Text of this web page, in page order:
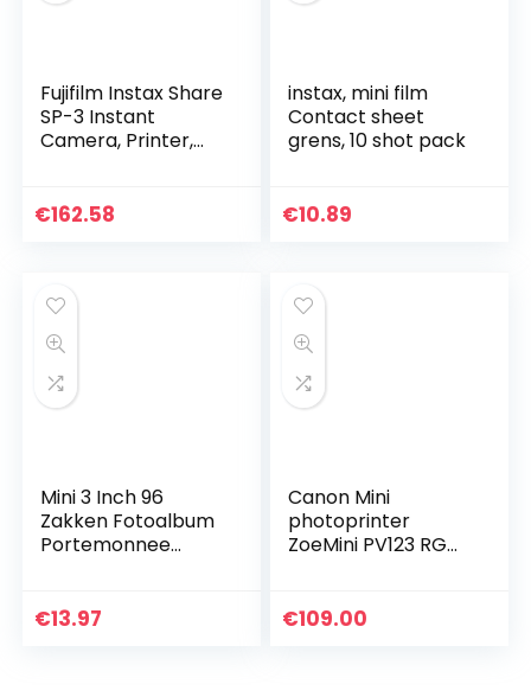
Fujifilm Instax Share
SP-3 Instant
Camera, Printer,
€162.58
instax, mini film
Contact sheet
grens, 10 shot pack
€10.89
Mini 3 Inch 96
Zakken Fotoalbum
Portemonnee
25 7s 50 90
€13.97
Canon Mini
photoprinter
ZoeMini PV123 RGW
€109.00